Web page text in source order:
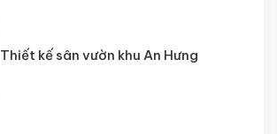
Thiết kế sân vườn khu An Hưng